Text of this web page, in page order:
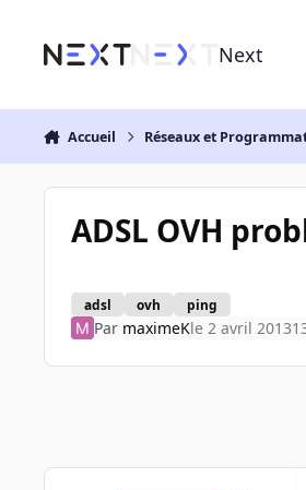
Next
Accueil Réseaux et
ADSL OVH
adsl ovh ping
Par maximeKle 2 avril 2013